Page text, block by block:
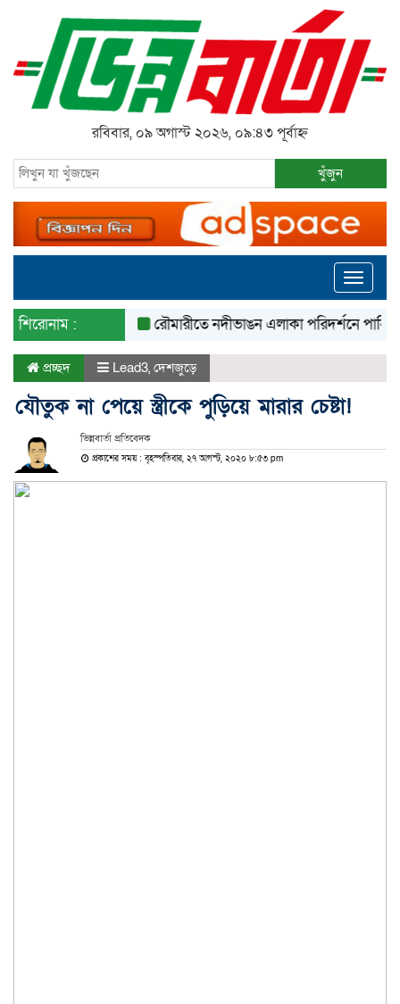
রবিবার, ০৯ অগাস্ট ২০২৬, ০৯:৪৩ পূর্বাহ্ন
খুঁজুন
Toggle
শিরোনাম : রৌমারীতে নদীভাঙন এলাকা পরিদর্শনে পানি সম্পদ
প্রচ্ছদ Lead3, দেশজুড়ে
যৌতুক না পেয়ে স্ত্রীকে পুড়িয়ে মারার চেষ্টা!
ভিন্নবার্তা প্রতিবেদক
প্রকাশের সময় : বৃহস্পতিবার, ২৭ আগস্ট, ২০২০ ৮:৫৩ pm